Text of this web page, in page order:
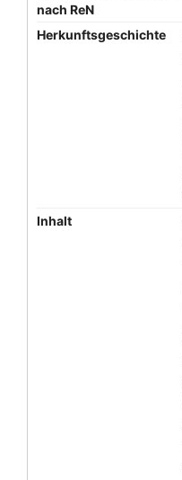
nach ReN
Herkunftsgeschichte
Inhalt